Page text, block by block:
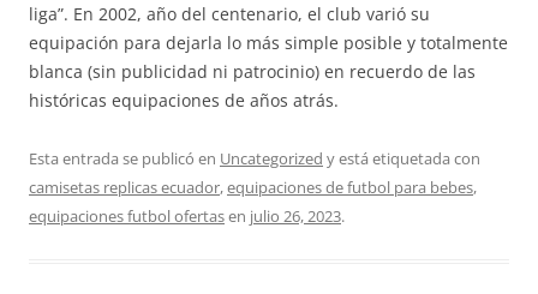
liga”. En 2002, año del centenario, el club varió su
equipación para dejarla lo más simple posible y totalmente
blanca (sin publicidad ni patrocinio) en recuerdo de las
históricas equipaciones de años atrás.
Esta entrada se publicó en Uncategorized y está etiquetada con
camisetas replicas ecuador,equipaciones de futbol para bebes,
equipaciones futbol ofertasen julio 26, 2023.